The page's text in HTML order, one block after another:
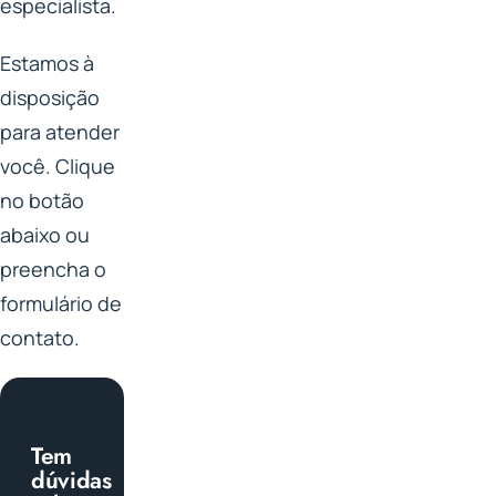
especialista.
Estamos à
disposição
para atender
você. Clique
no botão
abaixo ou
preencha o
formulário de
contato.
Tem
dúvidas